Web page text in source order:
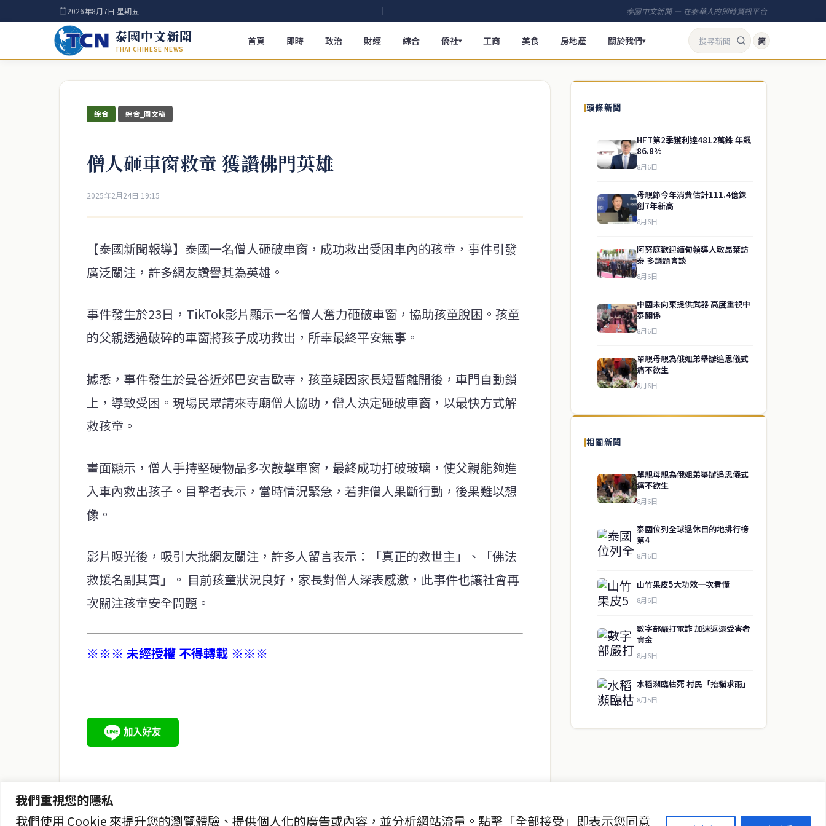
我們重視您的隱私
我們使用 Cookie 來提升您的瀏覽體驗、提供個人化的廣告或內容，並分析網站流量。點擊「全部接受」即表示您同意
2026年8月7日 星期五 泰國中文新聞 — 在泰華人的即時資訊平台
泰國中文新聞
THAI CHINESE NEWS
首頁 即時 政治 財經 綜合 僑社▾ 工商 美食 房地產 關於我們▾ 简
綜合 綜合_圖文稿
僧人砸車窗救童 獲讚佛門英雄
2025年2月24日 19:15
【泰國新聞報導】泰國一名僧人砸破車窗，成功救出受困車內的孩童，事件引發
廣泛關注，許多網友讚譽其為英雄。
事件發生於23日，TikTok影片顯示一名僧人奮力砸破車窗，協助孩童脫困。孩童
的父親透過破碎的車窗將孩子成功救出，所幸最終平安無事。
據悉，事件發生於曼谷近郊巴安吉歐寺，孩童疑因家長短暫離開後，車門自動鎖
上，導致受困。現場民眾請來寺廟僧人協助，僧人決定砸破車窗，以最快方式解
救孩童。
畫面顯示，僧人手持堅硬物品多次敲擊車窗，最終成功打破玻璃，使父親能夠進
入車內救出孩子。目擊者表示，當時情況緊急，若非僧人果斷行動，後果難以想
像。
影片曝光後，吸引大批網友關注，許多人留言表示：「真正的救世主」、「佛法
救援名副其實」。 目前孩童狀況良好，家長對僧人深表感激，此事件也讓社會再
次關注孩童安全問題。
※※※ 未經授權 不得轉載 ※※※
頭條新聞
HFT第2季獲利達4812萬銖 年飆
86.8%
8月6日
母親節今年消費估計111.4億銖
創7年新高
8月6日
阿努庭歡迎緬甸領導人敏昂萊訪
泰 多議題會談
8月6日
中國未向柬提供武器 高度重視中
泰關係
8月6日
單親母親為俄姐弟舉辦追思儀式
痛不欲生
8月6日
相關新聞
單親母親為俄姐弟舉辦追思儀式
痛不欲生
8月6日
泰國位列全球退休目的地排行榜
第4
8月6日
山竹果皮5大功效一次看懂
8月6日
數字部嚴打電詐 加速返還受害者
資金
8月6日
水稻瀕臨枯死 村民「抬貓求雨」
8月5日
泰國當地政治、經濟、華人社群與社會時事，為在泰華人讀者提供即
時、客觀、多元的中文新聞內容。
↑ 回到頂端